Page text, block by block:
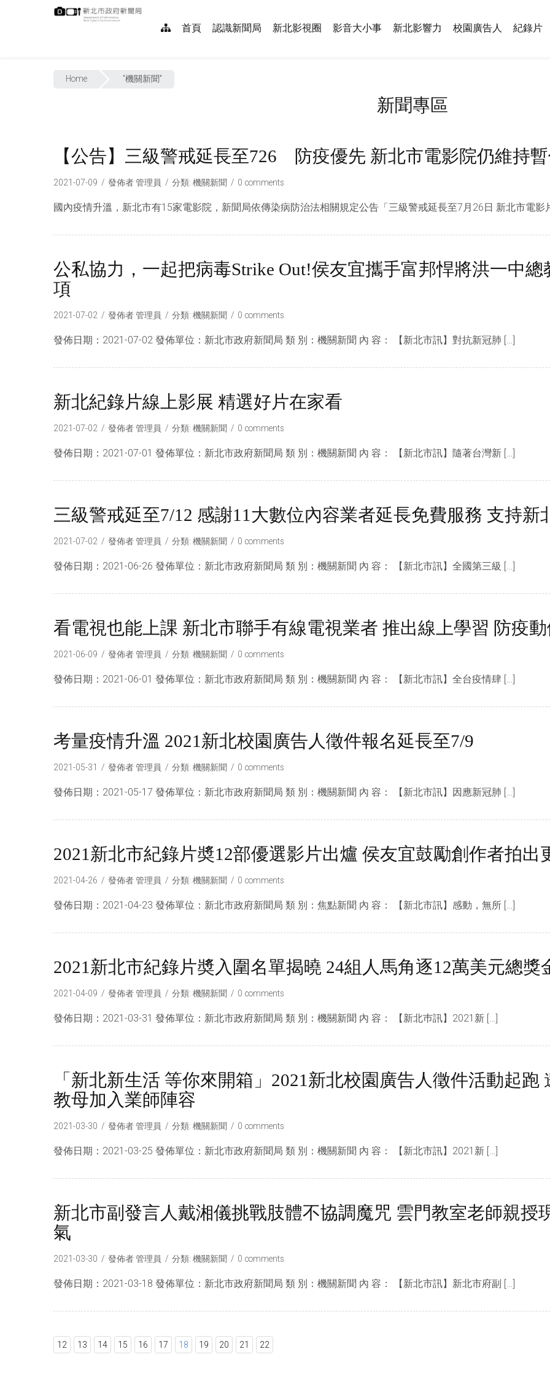
首頁 認識新聞局 新北影視圈 影音大小事 新北影響力 校園廣告人 紀錄片
Home "機關新聞"
新聞專區
【公告】三級警戒延長至726 防疫優先 新北市電影院仍維持
2021-07-09 發佈者管理員 分類: 機關新聞 0 comments
國內疫情升溫，新北市有15家電影院，新聞局依傳染病防治法相關規定公告「三級警戒延長至7月26日 新北市電影
公私協力，一起把病毒Strike Out!侯友宜攜手富邦悍將洪一中
項
2021-07-02 發佈者管理員 分類: 機關新聞 0 comments
發佈日期：2021-07-02 發佈單位：新北市政府新聞局 類 別：機關新聞 內 容： 【新北市訊】對抗新冠肺 […]
新北紀錄片線上影展 精選好片在家看
2021-07-02 發佈者管理員 分類: 機關新聞 0 comments
發佈日期：2021-07-01 發佈單位：新北市政府新聞局 類 別：機關新聞 內 容： 【新北市訊】隨著台灣新 […]
三級警戒延至7/12 感謝11大數位內容業者延長免費服務 支持新
2021-07-02 發佈者管理員 分類: 機關新聞 0 comments
發佈日期：2021-06-26 發佈單位：新北市政府新聞局 類 別：機關新聞 內 容： 【新北市訊】全國第三級 […]
看電視也能上課 新北市聯手有線電視業者 推出線上學習 防疫
2021-06-09 發佈者管理員 分類: 機關新聞 0 comments
發佈日期：2021-06-01 發佈單位：新北市政府新聞局 類 別：機關新聞 內 容： 【新北市訊】全台疫情肆 […]
考量疫情升溫 2021新北校園廣告人徵件報名延長至7/9
2021-05-31 發佈者管理員 分類: 機關新聞 0 comments
發佈日期：2021-05-17 發佈單位：新北市政府新聞局 類 別：機關新聞 內 容： 【新北市訊】因應新冠肺 […]
2021新北市紀錄片奬12部優選影片出爐 侯友宜鼓勵創作者拍出
2021-04-26 發佈者管理員 分類: 機關新聞 0 comments
發佈日期：2021-04-23 發佈單位：新北市政府新聞局 類 別：焦點新聞 內 容： 【新北市訊】感動，無所 […]
2021新北市紀錄片奬入圍名單揭曉 24組人馬角逐12萬美元總獎
2021-04-09 發佈者管理員 分類: 機關新聞 0 comments
發佈日期：2021-03-31 發佈單位：新北市政府新聞局 類 別：機關新聞 內 容： 【新北巿訊】2021新 […]
「新北新生活 等你來開箱」2021新北校園廣告人徵件活動起
教母加入業師陣容
2021-03-30 發佈者管理員 分類: 機關新聞 0 comments
發佈日期：2021-03-25 發佈單位：新北市政府新聞局 類 別：機關新聞 內 容： 【新北市訊】2021新 […]
新北市副發言人戴湘儀挑戰肢體不協調魔咒 雲門教室老師親授
氣
2021-03-30 發佈者管理員 分類: 機關新聞 0 comments
發佈日期：2021-03-18 發佈單位：新北市政府新聞局 類 別：機關新聞 內 容： 【新北市訊】新北市府副 […]
12 13 14 15 16 17 18 19 20 21 22